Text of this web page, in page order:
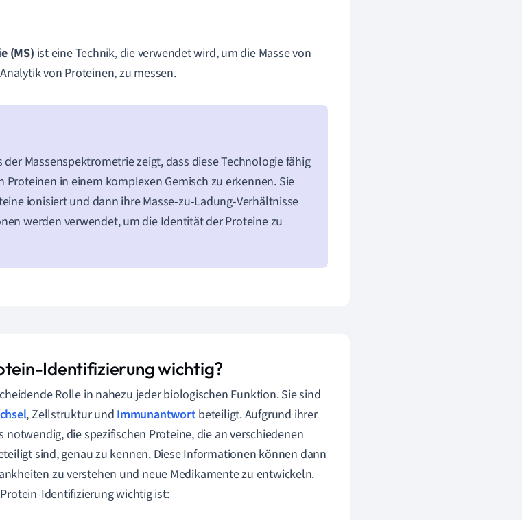
(MS) ist eine Technik, die verwendet wird, um die Masse von
von Proteinen, zu messen.
der Massenspektrometrie zeigt, dass diese Technologie fähig
Proteinen in einem komplexen Gemisch zu erkennen. Sie
ionisiert und dann ihre Masse-zu-Ladung-Verhältnisse
werden verwendet, um die Identität der Proteine zu
Identifizierung wichtig?
Rolle in nahezu jeder biologischen Funktion. Sie sind
, Zellstruktur und Immunantwortbeteiligt. Aufgrund ihrer
die spezifischen Proteine, die an verschiedenen
sind, genau zu kennen. Diese Informationen können dann
zu verstehen und neue Medikamente zu entwickeln.
Identifizierung wichtig ist: